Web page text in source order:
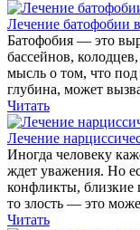
Лечение батофобии
Батофобия — это
бассейнов,
мысль о том, что под
глубина, может
Читать
Лечение
Иногда человеку
ждет уважения. Но
конфликты, близкие
то злость — это
Читать